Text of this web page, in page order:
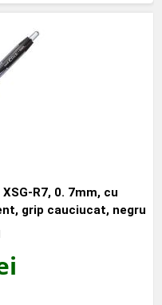
R7, 0. 7mm, cu
grip cauciucat, negru